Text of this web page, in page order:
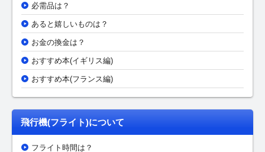
必需品は？
あると嬉しいものは？
お金の換金は？
おすすめ本(イギリス編)
おすすめ本(フランス編)
飛行機(フライト)について
フライト時間は？